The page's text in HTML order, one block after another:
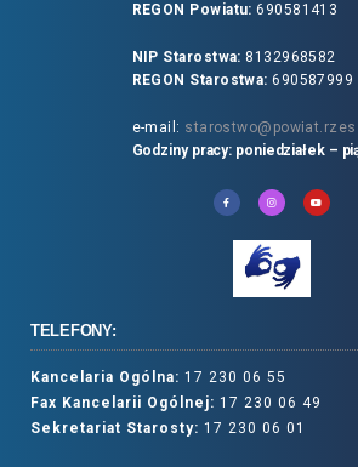
REGON Powiatu: 690581413
NIP Starostwa: 8132968582
REGON Starostwa: 690587999
e-mail:
Godziny pracy: poniedziałek –
TELEFONY:
Kancelaria Ogólna: 17 230 06 55
Fax Kancelarii Ogólnej: 17 230 06 49
Sekretariat Starosty: 17 230 06 01